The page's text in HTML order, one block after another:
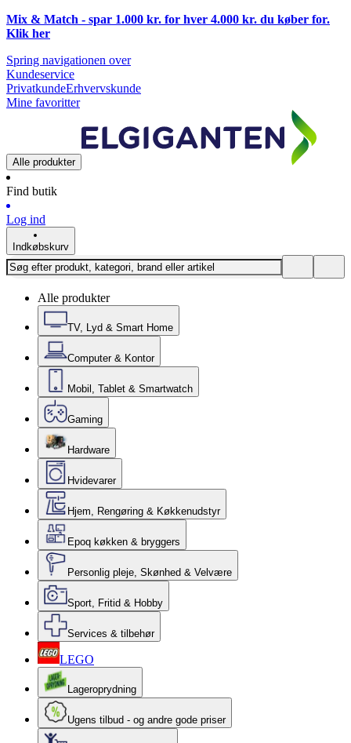
Mix & Match - spar 1.000 kr. for hver 4.000 kr. du køber for.
Klik her
Spring navigationen over
Kundeservice
PrivatkundeErhvervskunde
Mine favoritter
Alle produkter
Find butik
Log ind
Indkøbskurv
Alle produkter
TV, Lyd & Smart Home
Computer & Kontor
Mobil, Tablet & Smartwatch
Gaming
Hardware
Hvidevarer
Hjem, Rengøring & Køkkenudstyr
Epoq køkken & bryggers
Personlig pleje, Skønhed & Velvære
Sport, Fritid & Hobby
Services & tilbehør
LEGO
Lageroprydning
Ugens tilbud - og andre gode priser